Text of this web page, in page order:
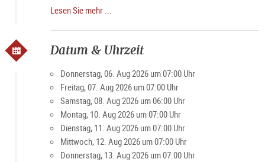
besondere Aura. Dann, wenn die Stände des Marktes schon
um 6 Uhr morgens ihre Pforten öffnen und die Stadt langsam
Besucher und Einheimische schätzen den Markt für die
gemütliche Atmosphäre. Vor allem am Wochenende ist der
Platz ein beliebter Treffpunkt für Jung und Alt.
Spezialitäten: Landwirtschaftliche Produkte, Brot, Gebäck,
Fleisch und Verarbeitungsprodukte, Obst, Gemüse,
Spirituosen
Lesen Sie mehr ...
Datum & Uhrzeit
Donnerstag, 06. Aug 2026 um 07:00 Uhr
Freitag, 07. Aug 2026 um 07:00 Uhr
Samstag, 08. Aug 2026 um 06:00 Uhr
Montag, 10. Aug 2026 um 07:00 Uhr
Dienstag, 11. Aug 2026 um 07:00 Uhr
Mittwoch, 12. Aug 2026 um 07:00 Uhr
Donnerstag, 13. Aug 2026 um 07:00 Uhr